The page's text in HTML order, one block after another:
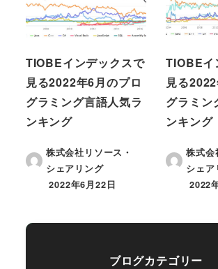
TIOBEインデックスで
見る2022年6月のプロ
グラミング言語人気ラ
ンキング
株式会社リソース・
シェアリング
投稿日
2022年6月22日
TIOBEイ
見る
グラミン
ンキング
株式会
シェア
投稿日
2022
ブログカテゴリー